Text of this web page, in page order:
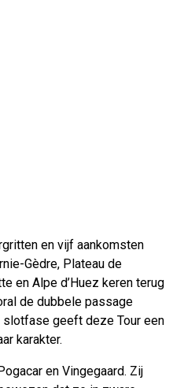
en vijf aankomsten
Gèdre, Plateau de
en Alpe d’Huez keren terug
de dubbele passage
slotfase geeft deze Tour een
karakter.
en Vingegaard. Zij